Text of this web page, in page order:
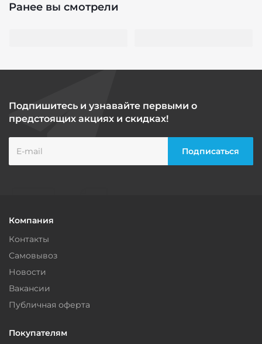
Ранее вы смотрели
Подпишитесь и узнавайте первыми о
предстоящих акциях и скидках!
Компания
Контакты
Самовывоз
Новости
Вакансии
Публичная оферта
Покупателям